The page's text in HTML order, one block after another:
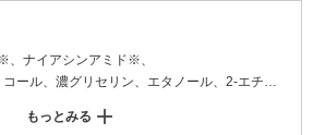
、ナイアシンアミド※、
ール、濃グリセリン、エタノール、2-エチル
脂肪酸エステル(1)、N-ステアロイルジヒドロス
もっとみる